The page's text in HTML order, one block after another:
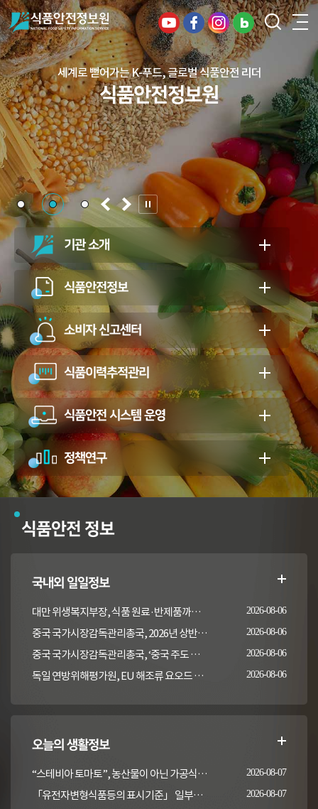
건강하고 안전한 식생활, 일상의 행복을
든든하게 지키는 식품안전 지킴이
식품안전정보원
세계로 뻗어가는 K-푸드, 글로벌 식품안전 리더
식품안전정보원
디지털 혁신으로 여는 안전한 식품, 건강한 미래
식품안전정보원
기관 소개
식품안전정보
소비자 신고센터
식품이력추적관리
식품안전 시스템 운영
정책연구
식품안전 정보
국내외 일일정보
대만 위생복지부장, 식품 원료·반제품까지 이상 통보 의무 확대 추진 2026-08-06
중국 국가시장감독관리총국, 2026년 상반기 시장감독관리부서 식품안전 감독 샘플검사 현황 통보 2026-08-06
중국 국가시장감독관리총국, ‘중국 주도 동물용의약품 잔류 검사방법 국제표준 2건' 발표 2026-08-06
독일 연방위해평가원, EU 해조류 요오드 최대허용기준 도입안 평가... 요오드 함량 표시 및 경고문 권고 2026-08-06
오늘의 생활정보
“스테비아 토마토”, 농산물이 아닌 가공식품입니다 2026-08-07
「유전자변형식품등의 표시기준」 일부개정고시(안) 행정예고(식품의약품안전처 공고 제2026-389호, 2026. 8. 5.) 2026-08-07